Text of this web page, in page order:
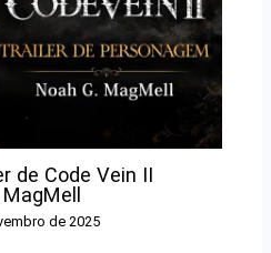
de Code Vein II
de 2025